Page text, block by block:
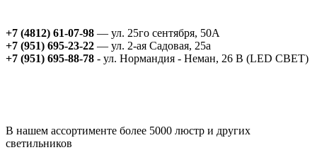
+7 (4812) 61-07-98 — ул. 25го сентября, 50А
+7 (951) 695-23-22 — ул. 2-ая Садовая, 25а
+7 (951) 695-88-78 - ул. Нормандия - Неман, 26 В (LED СВЕТ)
В нашем ассортименте более 5000 люстр и других
светильников